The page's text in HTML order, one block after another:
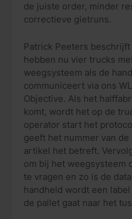
de juiste order, minder
correctieve gietruns.
Patrick Peeters
hebben nu vier trucks
weegsysteem als de
communiceert via ons
Objective. Als het
komt, wordt het op de
operator start het
geeft het nummer van
artikel het betreft.
om bij het weegsysteem
te vragen en zo is de
handheld wordt een
de pallet gaat naar het